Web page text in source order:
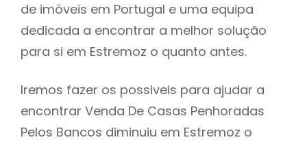
de imóveis em Portugal e uma equipa
dedicada a encontrar a melhor solução
para si em Estremoz o quanto antes.
Iremos fazer os possiveis para ajudar a
encontrar Venda De Casas Penhoradas
Pelos Bancos diminuiu em Estremoz o